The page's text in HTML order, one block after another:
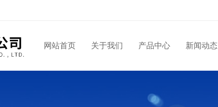
网站首页 关于我们 产品中心 新闻动态